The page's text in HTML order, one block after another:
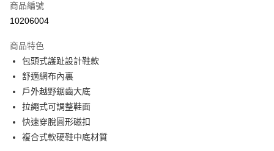
Apple Pay
悠遊付
Google Pay
全盈+PAY
AFTEE先享後付
相關說明
商品編號
10206004
商品特色
包頭式護趾設計鞋款
舒適網布內裏
戶外越野鋸齒大底
拉繩式可調整鞋面
快速穿脫圓形磁扣
複合式軟硬鞋中底材質